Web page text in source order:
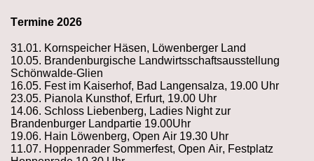
Termine 2026
31.01. Kornspeicher Häsen, Löwenberger Land
10.05. Brandenburgische Landwirtsschaftsausstellung
Schönwalde-Glien
16.05. Fest im Kaiserhof, Bad Langensalza, 19.00 Uhr
23.05. Pianola Kunsthof, Erfurt, 19.00 Uhr
14.06. Schloss Liebenberg, Ladies Night zur
Brandenburger Landpartie 19.00Uhr
19.06. Hain Löwenberg, Open Air 19.30 Uhr
11.07. Hoppenrader Sommerfest, Open Air, Festplatz